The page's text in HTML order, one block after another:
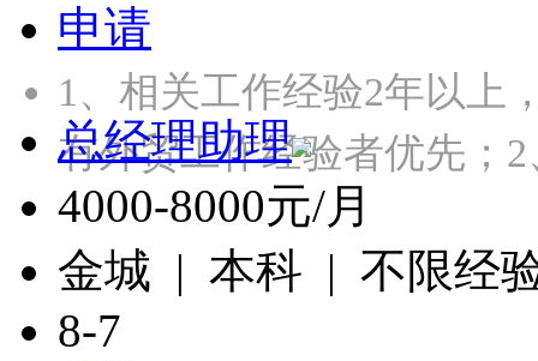
申请
1、相关工作经验2年以上
有外贸工作经验者优先
总经理助理
4000-8000元/月
金城 | 本科 | 不限经
8-7